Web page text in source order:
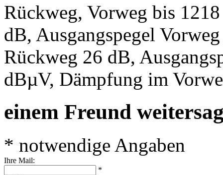
Rückweg, Vorweg bis
dB, Ausgangspegel
Rückweg 26 dB,
dBµV, Dämpfung im
einem Freund
* notwendige Angaben
Ihre Mail:
*